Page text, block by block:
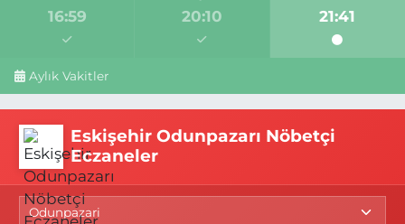
16:59 20:10 21:41
Aylık Vakitler
Eskişehir Odunpazarı Nöbetçi
Eczaneler